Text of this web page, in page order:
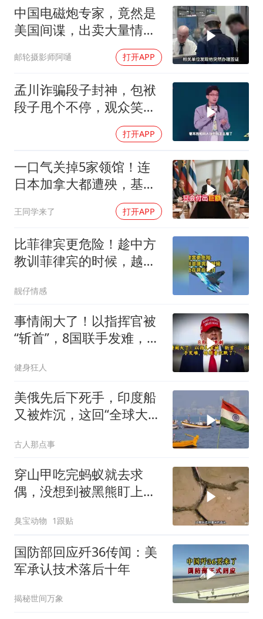
中国电磁炮专家，竟然是
美国间谍，出卖大量情
报，让国家损失惨重
邮轮摄影师阿嗵 打开APP
孟川诈骗段子封神，包袱
段子甩个不停，观众笑到
打开APP
一口气关掉5家领馆！连
日本加拿大都遭殃，基辛
格临终遗言真应验了
王同学来了 打开APP
比菲律宾更危险！趁中方
教训菲律宾的时候，越南
靓仔情感
事情闹大了！以指挥官被
“斩首”，8国联手发难，特
健身狂人
美俄先后下死手，印度船
又被炸沉，这回“全球大
古人那点事
穿山甲吃完蚂蚁就去求
偶，没想到被黑熊盯上
臭宝动物 1跟贴
国防部回应歼36传闻：美
军承认技术落后十年
揭秘世间万象